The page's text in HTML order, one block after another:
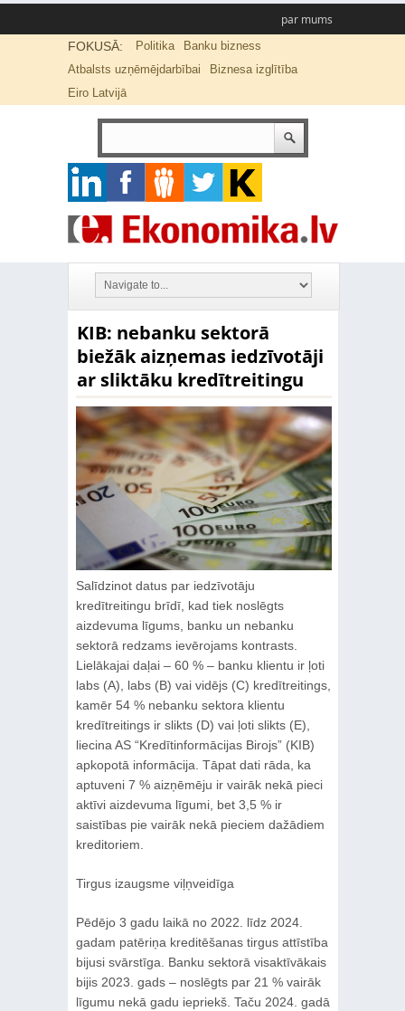
par mums
FOKUSĀ: Politika
Banku bizness
Atbalsts uzņēmējdarbībai
Biznesa izglītība
Eiro Latvijā
KIB: nebanku sektorā
biežāk aizņemas iedzīvotāji
ar sliktāku kredītreitingu
Salīdzinot datus par iedzīvotāju
kredītreitingu brīdī, kad tiek noslēgts
aizdevuma līgums, banku un nebanku
sektorā redzams ievērojams kontrasts.
Lielākajai daļai – 60 % – banku klientu ir ļoti
labs (A), labs (B) vai vidējs (C) kredītreitings,
kamēr 54 % nebanku sektora klientu
kredītreitings ir slikts (D) vai ļoti slikts (E),
liecina AS “Kredītinformācijas Birojs” (KIB)
apkopotā informācija. Tāpat dati rāda, ka
aptuveni 7 % aizņēmēju ir vairāk nekā pieci
aktīvi aizdevuma līgumi, bet 3,5 % ir
saistības pie vairāk nekā pieciem dažādiem
kreditoriem.
Tirgus izaugsme viļņveidīga
Pēdējo 3 gadu laikā no 2022. līdz 2024.
gadam patēriņa kreditēšanas tirgus attīstība
bijusi svārstīga. Banku sektorā visaktīvākais
bijis 2023. gads – noslēgts par 21 % vairāk
līgumu nekā gadu iepriekš. Taču 2024. gadā